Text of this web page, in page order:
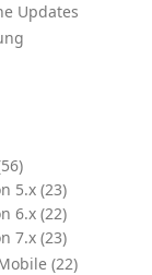
Updates
5.x (23)
6.x (22)
7.x (23)
(22)